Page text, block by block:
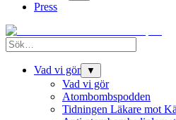
Press
Vad vi gör ▼
Vad vi gör
Atombombspodden
Tidningen Läkare mot